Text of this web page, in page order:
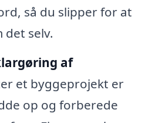
så du slipper for at
det selv.
af
et byggeprojekt er
op og forberede